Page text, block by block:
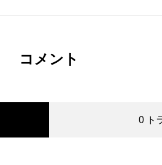
コメント
0 ト